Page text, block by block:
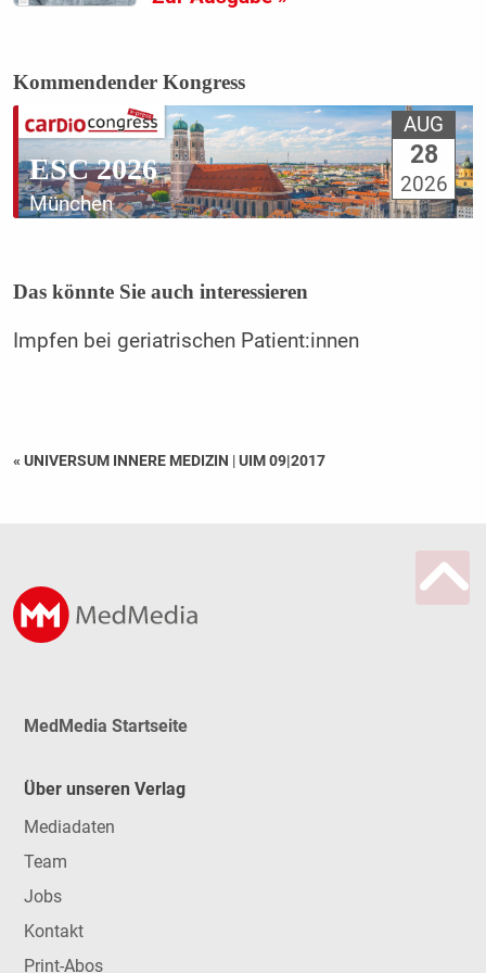
Kommendender Kongress
ESC 2026
München
AUG
28
2026
Das könnte Sie auch interessieren
Impfen bei geriatrischen Patient:innen
« UNIVERSUM INNERE MEDIZIN |UIM 09|2017
MedMedia Startseite
Über unseren Verlag
Mediadaten
Team
Jobs
Kontakt
Print-Abos